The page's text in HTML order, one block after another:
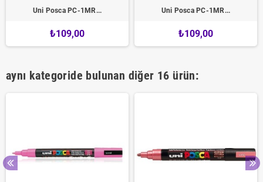
Uni Posca PC-1MR...
₺109,00
Uni Posca PC-1MR...
₺109,00
aynı kategoride bulunan diğer 16 ürün: